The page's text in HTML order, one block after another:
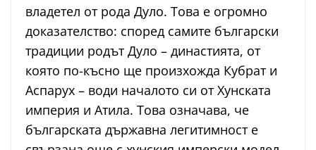
владетел от рода Дуло. Това е огромно
доказателство: според самите български
традиции родът Дуло – династията, от
която по-късно ще произхожда Кубрат и
Аспарух – води началото си от Хунската
империя и Атила. Това означава, че
българската държавна легитимност е